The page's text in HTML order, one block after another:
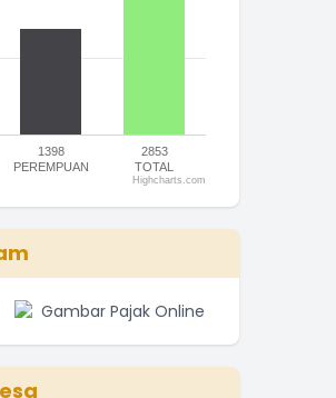
1398
PEREMPUAN
2853
TOTAL
Highcharts.com